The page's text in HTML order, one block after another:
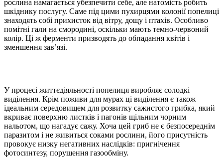
рослина намагається убезпечити себе, але натомість робить
шкіднику послугу. Саме під цими пухирцями колонії попелиці
знаходять собі прихисток від вітру, дощу і птахів. Особливо
помітні гали на смородині, оскільки мають темно-червоний
колір. Ці ж ферменти призводять до обпадання квітів і
зменшення зав’язі.
У процесі життєдіяльності попелиця виробляє солодкі
виділення. Крім поживи для мурах ці виділення є також
ідеальним середовищем для розвитку сажистого грибка, який
вкриває поверхню листків і пагонів щільним чорним
нальотом, що нагадує сажу. Хоча цей гриб не є безпосереднім
паразитом і не живиться соками рослини, його присутність
провокує низку негативних наслідків: пригнічення
фотосинтезу, порушення газообміну.